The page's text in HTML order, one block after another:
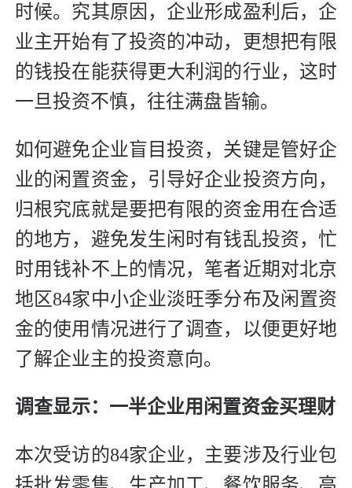
时候。究其原因，企业形成盈利后，企
业主开始有了投资的冲动，更想把有限
的钱投在能获得更大利润的行业，这时
一旦投资不慎，往往满盘皆输。
如何避免企业盲目投资，关键是管好企
业的闲置资金，引导好企业投资方向，
归根究底就是要把有限的资金用在合适
的地方，避免发生闲时有钱乱投资，忙
时用钱补不上的情况，笔者近期对北京
地区84家中小企业淡旺季分布及闲置资
金的使用情况进行了调查，以便更好地
了解企业主的投资意向。
调查显示：一半企业用闲置资金买理财
本次受访的84家企业，主要涉及行业包